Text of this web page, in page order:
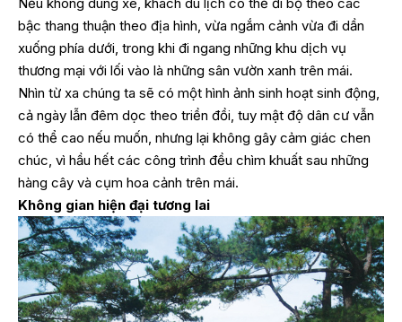
bậc thang thuận theo địa hình, vừa ngắm cảnh vừa đi dần
xuống phía dưới, trong khi đi ngang những khu dịch vụ
thương mại với lối vào là những sân vườn xanh trên mái.
Nhìn từ xa chúng ta sẽ có một hình ảnh sinh hoạt sinh động,
cả ngày lẫn đêm dọc theo triền đồi, tuy mật độ dân cư vẫn
có thể cao nếu muốn, nhưng lại không gây cảm giác chen
chúc, vì hầu hết các công trình đều chìm khuất sau những
hàng cây và cụm hoa cảnh trên mái.
Không gian hiện đại tương lai